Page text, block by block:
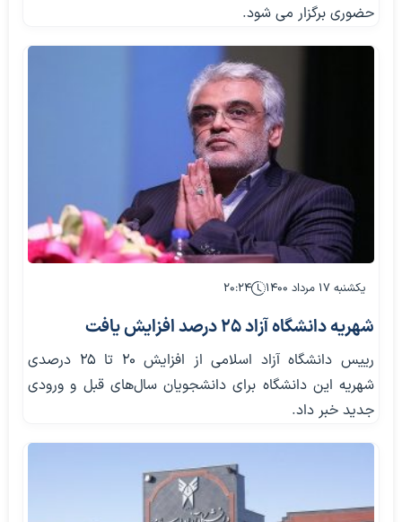
حضوری برگزار می شود.
یکشنبه ۱۷ مرداد ۱۴۰۰ ۲۰:۲۴
شهریه دانشگاه آزاد 25 درصد افزایش یافت
رییس دانشگاه آزاد اسلامی از افزایش ۲۰ تا ۲۵ درصدی
شهریه این دانشگاه برای دانشجویان سال‌های قبل و ورودی
جدید خبر داد.